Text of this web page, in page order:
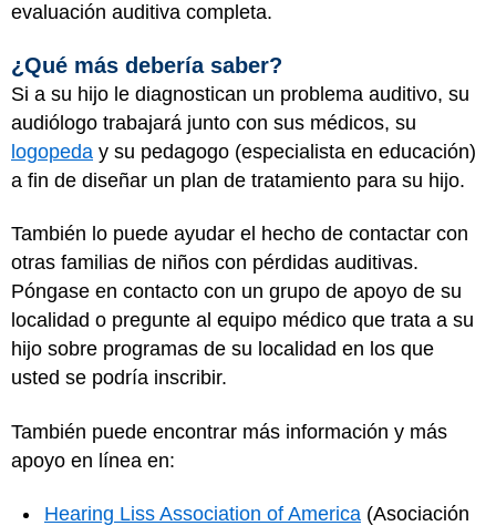
evaluación auditiva completa.
¿Qué más debería saber?
Si a su hijo le diagnostican un problema auditivo, su
audiólogo trabajará junto con sus médicos, su
logopeda y su pedagogo (especialista en educación)
a fin de diseñar un plan de tratamiento para su hijo.
También lo puede ayudar el hecho de contactar con
otras familias de niños con pérdidas auditivas.
Póngase en contacto con un grupo de apoyo de su
localidad o pregunte al equipo médico que trata a su
hijo sobre programas de su localidad en los que
usted se podría inscribir.
También puede encontrar más información y más
apoyo en línea en:
Hearing Liss Association of America (Asociación